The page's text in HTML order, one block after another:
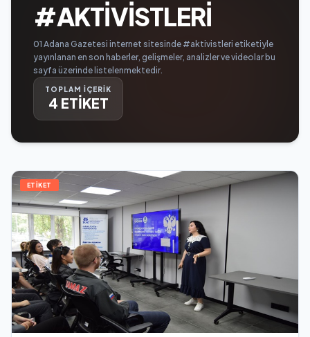
#AKTIVISTLERI
01 Adana Gazetesi internet sitesinde #aktivistleri etiketiyle
yayınlanan en son haberler, gelişmeler, analizler ve videolar bu
sayfa üzerinde listelenmektedir.
TOPLAM İÇERİK
4 ETİKET
ETİKET